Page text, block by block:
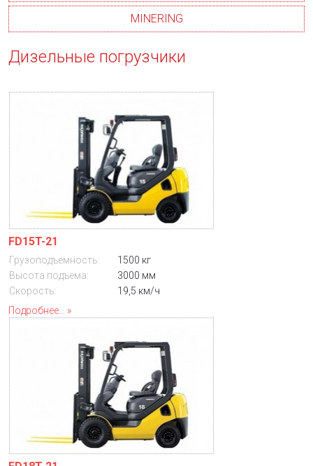
MINERING
Дизельные погрузчики
FD15T-21
Грузоподъемность:
1500 кг
Высота подъема:
3000 мм
Скорость:
19,5 км/ч
Подробнее...